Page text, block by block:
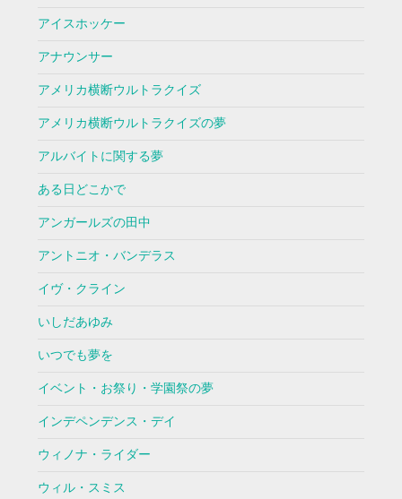
アイスホッケー
アナウンサー
アメリカ横断ウルトラクイズ
アメリカ横断ウルトラクイズの夢
アルバイトに関する夢
ある日どこかで
アンガールズの田中
アントニオ・バンデラス
イヴ・クライン
いしだあゆみ
いつでも夢を
イベント・お祭り・学園祭の夢
インデペンデンス・デイ
ウィノナ・ライダー
ウィル・スミス